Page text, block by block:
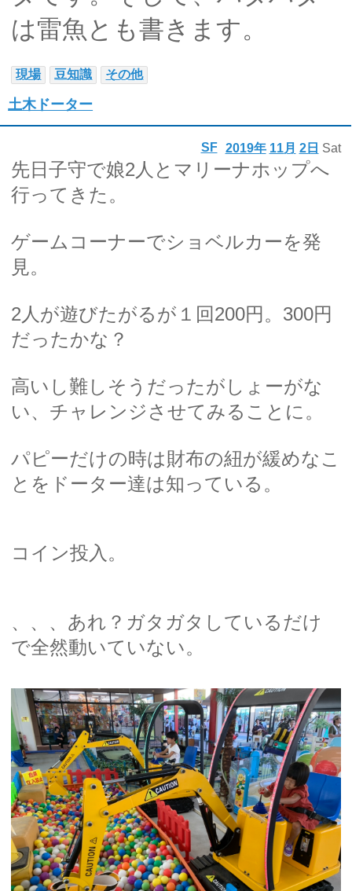
は雷魚とも書きます。
現場 豆知識 その他
土木ドーター
2019年 11月 2日 Sat
SF
先日子守で娘2人とマリーナホップへ
行ってきた。
ゲームコーナーでショベルカーを発
見。
2人が遊びたがるが１回200円。300円
だったかな？
高いし難しそうだったがしょーがな
い、チャレンジさせてみることに。
パピーだけの時は財布の紐が緩めなこ
とをドーター達は知っている。
コイン投入。
、、、あれ？ガタガタしているだけ
で全然動いていない。